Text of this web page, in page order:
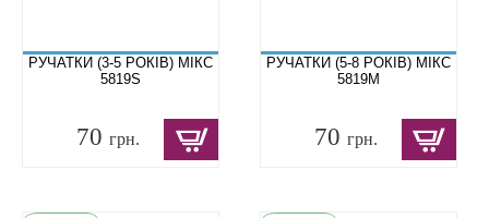
РУЧАТКИ (3-5 РОКІВ) МІКС
5819S
70грн.
РУЧАТКИ (5-8 РОКІВ) МІКС
5819М
70 грн.